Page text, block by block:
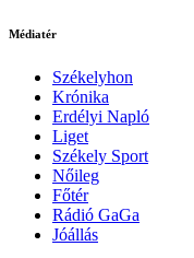
Médiatér
Székelyhon
Krónika
Erdélyi Napló
Liget
Székely Sport
Nőileg
Főtér
Rádió GaGa
Jóállás